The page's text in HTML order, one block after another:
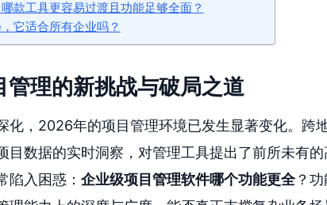
款工具更容易过渡且功能足够全面？
它适合所有企业吗？
理的新挑战与破局之道
化，2026年的项目管理环境已发生显著变化。跨
目数据的实时洞察，对管理工具提出了前所未有
陷入困惑： 企业级项目管理软件哪个功能更全？功